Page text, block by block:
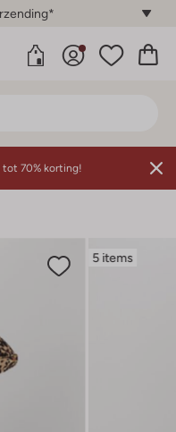
tot 70% korting!
5 items